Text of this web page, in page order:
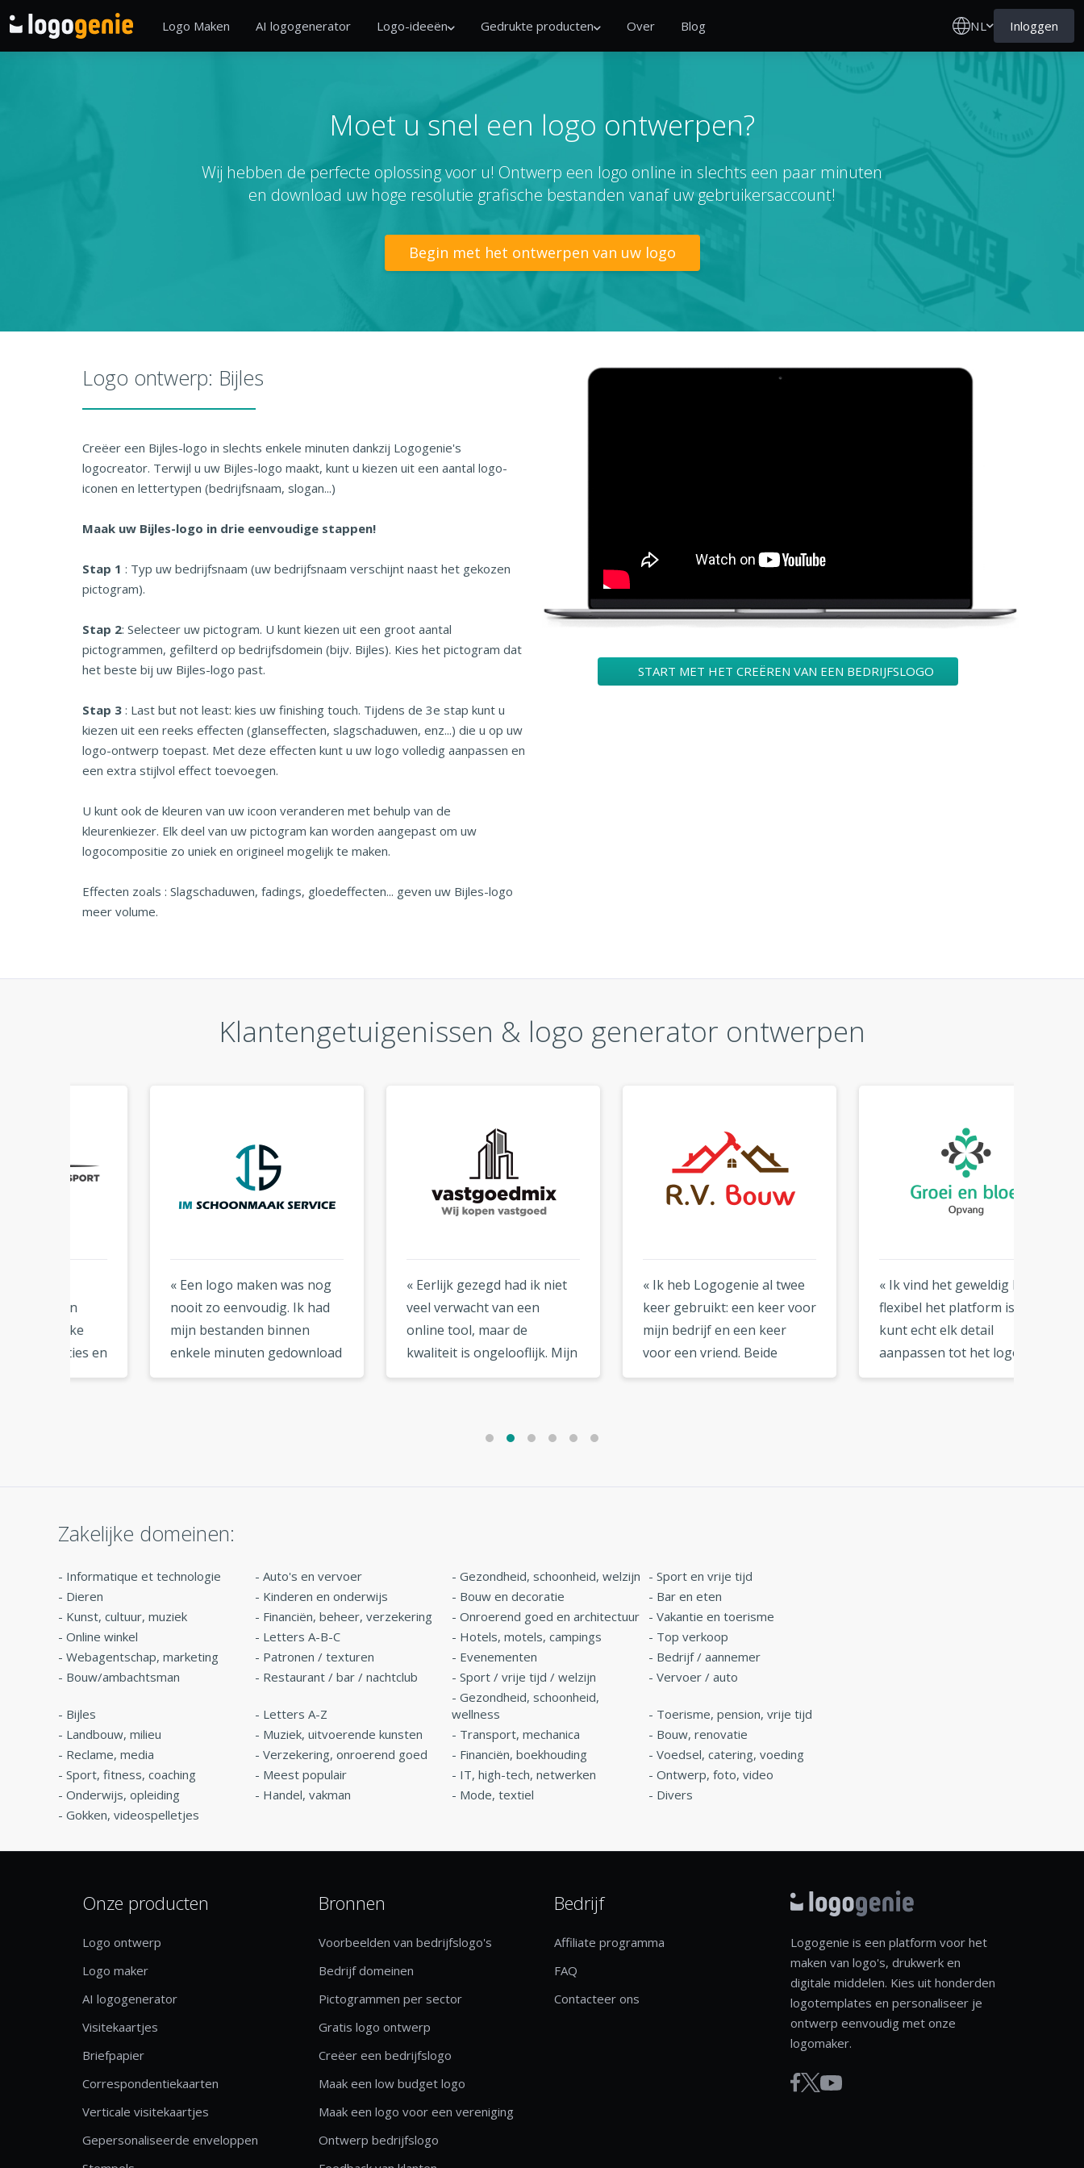
Logo Maken AI logogenerator Logo-ideeën Gedrukte producten Over Blog NL Inloggen
Moet u snel een logo ontwerpen?
Wij hebben de perfecte oplossing voor u! Ontwerp een logo online in slechts een paar minuten
en download uw hoge resolutie grafische bestanden vanaf uw gebruikersaccount!
Begin met het ontwerpen van uw logo
Logo ontwerp: Bijles
Creëer een Bijles-logo in slechts enkele minuten dankzij Logogenie's
logocreator. Terwijl u uw Bijles-logo maakt, kunt u kiezen uit een aantal logo-
iconen en lettertypen (bedrijfsnaam, slogan...)
Maak uw Bijles-logo in drie eenvoudige stappen!
Stap 1 : Typ uw bedrijfsnaam (uw bedrijfsnaam verschijnt naast het gekozen
pictogram).
Stap 2: Selecteer uw pictogram. U kunt kiezen uit een groot aantal
pictogrammen, gefilterd op bedrijfsdomein (bijv. Bijles). Kies het pictogram dat
het beste bij uw Bijles-logo past.
Stap 3 : Last but not least: kies uw finishing touch. Tijdens de 3e stap kunt u
kiezen uit een reeks effecten (glanseffecten, slagschaduwen, enz...) die u op uw
logo-ontwerp toepast. Met deze effecten kunt u uw logo volledig aanpassen en
een extra stijlvol effect toevoegen.
U kunt ook de kleuren van uw icoon veranderen met behulp van de
kleurenkiezer. Elk deel van uw pictogram kan worden aangepast om uw
logocompositie zo uniek en origineel mogelijk te maken.
Effecten zoals : Slagschaduwen, fadings, gloedeffecten... geven uw Bijles-logo
meer volume.
START MET HET CREËREN VAN EEN BEDRIJFSLOGO
Klantengetuigenissen & logo generator ontwerpen
« Een logo maken was nog
nooit zo eenvoudig. Ik had
mijn bestanden binnen
enkele minuten gedownload
en kon ze meteen
« Eerlijk gezegd had ik niet
veel verwacht van een
online tool, maar de
kwaliteit is ongelooflijk. Mijn
logo ziet eruit alsof het van
« Ik heb Logogenie al twee
keer gebruikt: een keer voor
mijn bedrijf en een keer
voor een vriend. Beide
logo's zijn geweldig
« Ik vind het geweldig hoe
flexibel het platform is. Je
kunt echt elk detail
aanpassen tot het logo
helemaal bij je past. Een
Zakelijke domeinen:
- Informatique et technologie - Auto's en vervoer - Gezondheid, schoonheid, welzijn - Sport en vrije tijd
- Dieren - Kinderen en onderwijs - Bouw en decoratie - Bar en eten
- Kunst, cultuur, muziek - Financiën, beheer, verzekering - Onroerend goed en architectuur - Vakantie en toerisme
- Online winkel - Letters A-B-C - Hotels, motels, campings - Top verkoop
- Webagentschap, marketing - Patronen / texturen - Evenementen - Bedrijf / aannemer
- Bouw/ambachtsman - Restaurant / bar / nachtclub - Sport / vrije tijd / welzijn - Vervoer / auto
- Bijles - Letters A-Z
- Gezondheid, schoonheid,
wellness
- Toerisme, pension, vrije tijd
- Landbouw, milieu - Muziek, uitvoerende kunsten - Transport, mechanica - Bouw, renovatie
- Reclame, media - Verzekering, onroerend goed - Financiën, boekhouding - Voedsel, catering, voeding
- Sport, fitness, coaching - Meest populair - IT, high-tech, netwerken - Ontwerp, foto, video
- Onderwijs, opleiding - Handel, vakman - Mode, textiel - Divers
- Gokken, videospelletjes
Onze producten
Logo ontwerp
Logo maker
AI logogenerator
Visitekaartjes
Briefpapier
Correspondentiekaarten
Verticale visitekaartjes
Gepersonaliseerde enveloppen
Bronnen
Voorbeelden van bedrijfslogo's
Bedrijf domeinen
Pictogrammen per sector
Gratis logo ontwerp
Creëer een bedrijfslogo
Maak een low budget logo
Maak een logo voor een vereniging
Ontwerp bedrijfslogo
Bedrijf
Affiliate programma
FAQ
Contacteer ons
Logogenie is een platform voor het
maken van logo's, drukwerk en
digitale middelen. Kies uit honderden
logotemplates en personaliseer je
ontwerp eenvoudig met onze
logomaker.